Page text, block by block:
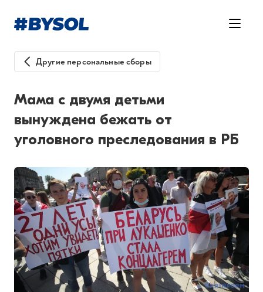
Другие персональные сборы
Мама с двумя детьми
вынуждена бежать от
уголовного преследования в РБ